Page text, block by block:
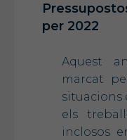
per 2022
Aquest
marcat
situacions
els
inclosos